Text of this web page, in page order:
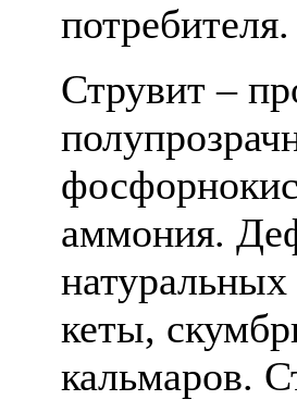
потребителя.
Струвит –
аммония.
кеты,
кальмаров.